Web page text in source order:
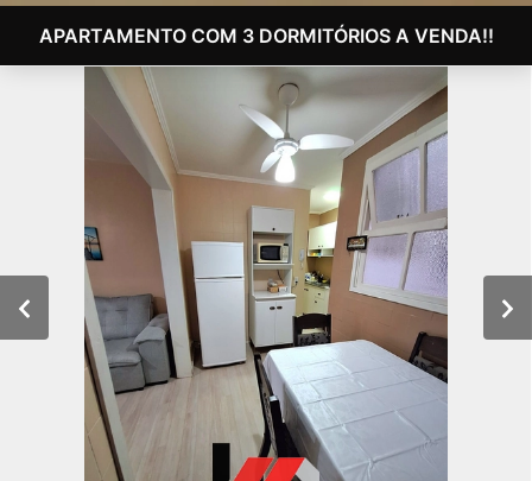
APARTAMENTO COM 3 DORMITÓRIOS A VENDA!!